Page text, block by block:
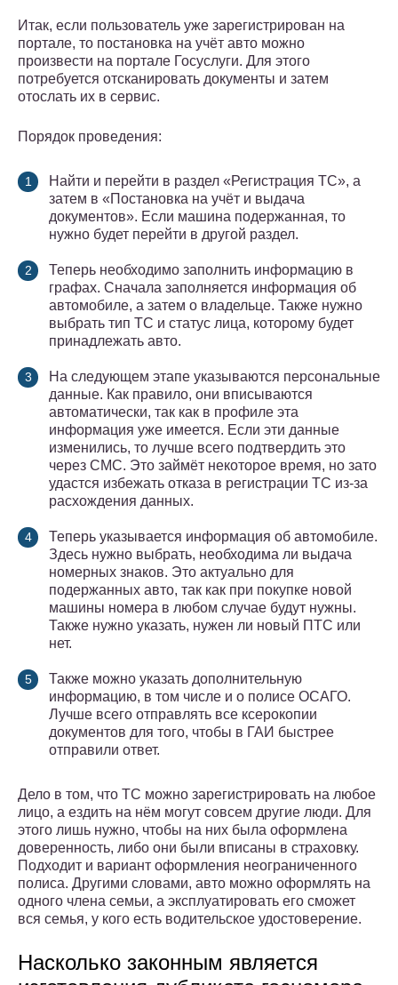
Итак, если пользователь уже зарегистрирован на
портале, то постановка на учёт авто можно
произвести на портале Госуслуги. Для этого
потребуется отсканировать документы и затем
отослать их в сервис.
Порядок проведения:
Найти и перейти в раздел «Регистрация ТС», а
затем в «Постановка на учёт и выдача
документов». Если машина подержанная, то
нужно будет перейти в другой раздел.
Теперь необходимо заполнить информацию в
графах. Сначала заполняется информация об
автомобиле, а затем о владельце. Также нужно
выбрать тип ТС и статус лица, которому будет
принадлежать авто.
На следующем этапе указываются персональные
данные. Как правило, они вписываются
автоматически, так как в профиле эта
информация уже имеется. Если эти данные
изменились, то лучше всего подтвердить это
через СМС. Это займёт некоторое время, но зато
удастся избежать отказа в регистрации ТС из-за
расхождения данных.
Теперь указывается информация об автомобиле.
Здесь нужно выбрать, необходима ли выдача
номерных знаков. Это актуально для
подержанных авто, так как при покупке новой
машины номера в любом случае будут нужны.
Также нужно указать, нужен ли новый ПТС или
нет.
Также можно указать дополнительную
информацию, в том числе и о полисе ОСАГО.
Лучше всего отправлять все ксерокопии
документов для того, чтобы в ГАИ быстрее
отправили ответ.
Дело в том, что ТС можно зарегистрировать на любое
лицо, а ездить на нём могут совсем другие люди. Для
этого лишь нужно, чтобы на них была оформлена
доверенность, либо они были вписаны в страховку.
Подходит и вариант оформления неограниченного
полиса. Другими словами, авто можно оформлять на
одного члена семьи, а эксплуатировать его сможет
вся семья, у кого есть водительское удостоверение.
Насколько законным является